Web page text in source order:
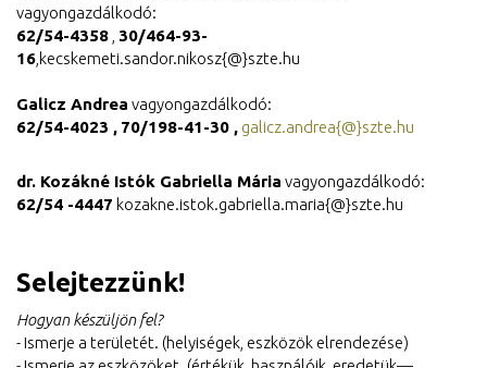
vagyongazdálkodó:
62/54-4358 30/464-93-
16 ,kecskemeti.sandor.nikosz{@}szte.hu
Galicz Andrea vagyongazdálkodó:
62/54-4023 , 70/198-41-30 , galicz.andrea{@}szte.hu
dr. Kozákné Istók Gabriella Mária vagyongazdálkodó:
62/54 -4447 kozakne.istok.gabriella.maria{@}szte.hu
Selejtezzünk!
Hogyan készüljön fel?
- Ismerje a területét. (helyiségek, eszközök elrendezése)